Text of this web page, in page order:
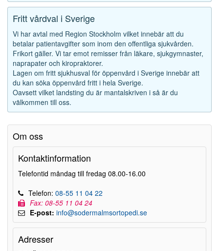
Fritt vårdval i Sverige
Vi har avtal med Region Stockholm vilket innebär att du
betalar patientavgifter som inom den offentliga sjukvården.
Frikort gäller. Vi tar emot remisser från läkare, sjukgymnaster,
naprapater och kiropraktorer.
Lagen om fritt sjukhusval för öppenvård i Sverige innebär att
du kan söka öppenvård fritt i hela Sverige.
Oavsett vilket landsting du är mantalskriven i så är du
välkommen till oss.
Om oss
Kontaktinformation
Telefontid måndag till fredag 08.00-16.00
Telefon: 08-55 11 04 22
Fax: 08-55 11 04 24
E-post: info@sodermalmsortopedi.se
Adresser